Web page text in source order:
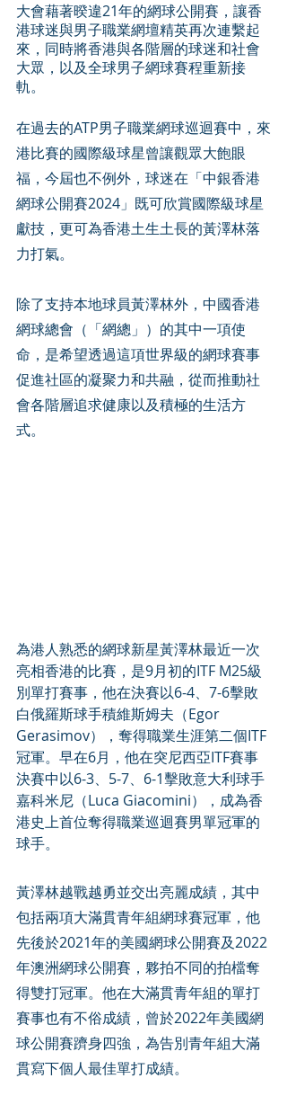
大會藉著暌違21年的網球公開賽，讓香
港球迷與男子職業網壇精英再次連繫起
來，同時將香港與各階層的球迷和社會
大眾，以及全球男子網球賽程重新接
軌。
在過去的ATP男子職業網球巡迴賽中，來
港比賽的國際級球星曾讓觀眾大飽眼
福，今屆也不例外，球迷在「中銀香港
網球公開賽2024」既可欣賞國際級球星
獻技，更可為香港土生土長的黃澤林落
力打氣。
除了支持本地球員黃澤林外，中國香港
網球總會（「網總」）的其中一項使
命，是希望透過這項世界級的網球賽事
促進社區的凝聚力和共融，從而推動社
會各階層追求健康以及積極的生活方
式。
為港人熟悉的網球新星黃澤林最近一次
亮相香港的比賽，是9月初的ITF M25級
別單打賽事，他在決賽以6-4、7-6擊敗
白俄羅斯球手積維斯姆夫（Egor
Gerasimov），奪得職業生涯第二個ITF
冠軍。早在6月，他在突尼西亞ITF賽事
決賽中以6-3、5-7、6-1擊敗意大利球手
嘉科米尼（Luca Giacomini），成為香
港史上首位奪得職業巡迴賽男單冠軍的
球手。
黃澤林越戰越勇並交出亮麗成績，其中
包括兩項大滿貫青年組網球賽冠軍，他
先後於2021年的美國網球公開賽及2022
年澳洲網球公開賽，夥拍不同的拍檔奪
得雙打冠軍。他在大滿貫青年組的單打
賽事也有不俗成績，曾於2022年美國網
球公開賽躋身四強，為告別青年組大滿
貫寫下個人最佳單打成績。